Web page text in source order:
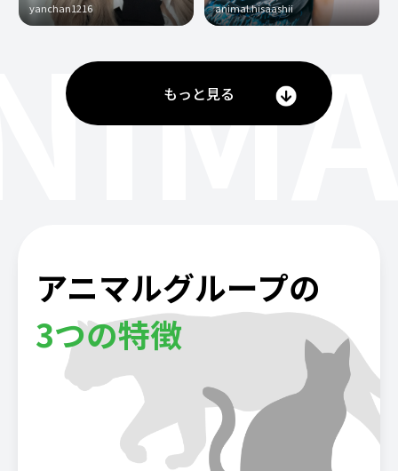
yanchan1216 animal.hisaashii
もっと見る
アニマルグループの
3つの特徴